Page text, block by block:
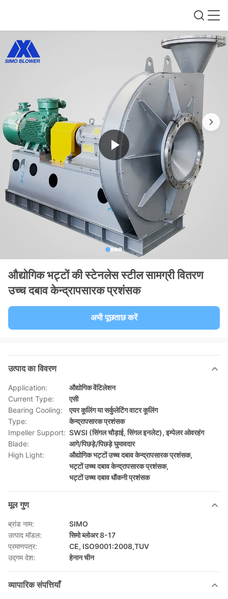
औद्योगिक भट्टों की स्टेनलेस स्टील सामग्री वितरण
उच्च दबाव केन्द्रापसारक प्रशंसक
अभी पूछताछ करें
उत्पाद का विवरण
Application:
औद्योगिक वेंटिलेशन
Current Type:
एसी
Bearing Cooling:
एयर कूलिंग या सर्कुलेटिंग वाटर कूलिंग
Type:
केन्द्रापसारक प्रशंसक
Impeller Support: SWSI (सिंगल चौड़ाई, सिंगल इनलेट), इम्पेलर ओवरहंग
Blade:
आगे/पिछड़े/पिछड़े घुमावदार
High Light:
औद्योगिक भट्टों उच्च दबाव केन्द्रापसारक प्रशंसक,
भट्टों उच्च दबाव केन्द्रापसारक प्रशंसक,
भट्टों उच्च दबाव धौंकनी प्रशंसक
मूल गुण
ब्रांड नाम:
SIMO
उत्पाद मॉडल:
सिमो ब्लोअर 8-17
प्रमाणपत्र:
CE, ISO9001:2008,TUV
उद्गम देश:
हेनान चीन
व्यापारिक संपत्तियाँ